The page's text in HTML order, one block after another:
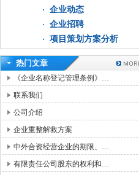
企业动态
企业招聘
项目策划方案分析
热门文章
《企业名称登记管理条例》…
联系我们
公司介绍
企业重整解救方案
中外合资经营企业的期限、…
有限责任公司股东的权利和…